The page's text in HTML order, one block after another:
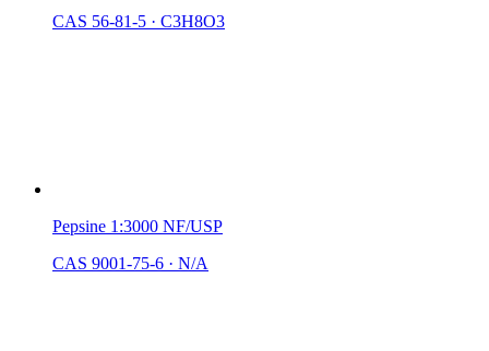
CAS 56-81-5 · C3H8O3
Pepsine 1:3000 NF/USP
CAS 9001-75-6 · N/A